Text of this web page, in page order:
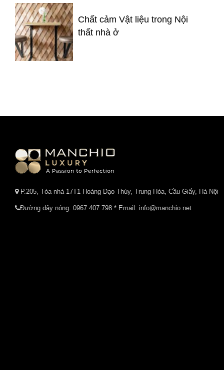
Chất cảm Vật liệu trong Nội
thất nhà ở
P.205, Tòa nhà 17T1 Hoàng Đạo Thúy, Trung Hòa, Cầu Giấy, Hà Nội
Đường dây nóng: 0967 407 798 * Email: info@manchio.net